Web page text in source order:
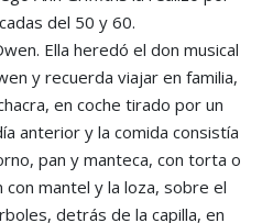
del 50 y 60.
Ella heredó el don musical
y recuerda viajar en familia,
en coche tirado por un
anterior y la comida consistía
pan y manteca, con torta o
mantel y la loza, sobre el
detrás de la capilla, en